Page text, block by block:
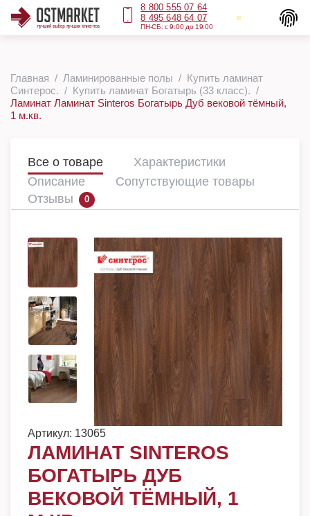
8 800 555 07 64
8 495 648 64 07
ПН-СБ: с 9:00 до 19:00
Главная Ламинированные полы
Купить ламинат
Синтерос.
Купить ламинат Богатырь (33 класс).
Ламинат Ламинат Sinteros Богатырь Дуб вековой тёмный,
1 м.кв.
Все о товаре
Характеристики
Описание
Сопутствующие товары
Отзывы
0
Артикул: 13065
ЛАМИНАТ SINTEROS
БОГАТЫРЬ ДУБ
ВЕКОВОЙ ТЁМНЫЙ, 1